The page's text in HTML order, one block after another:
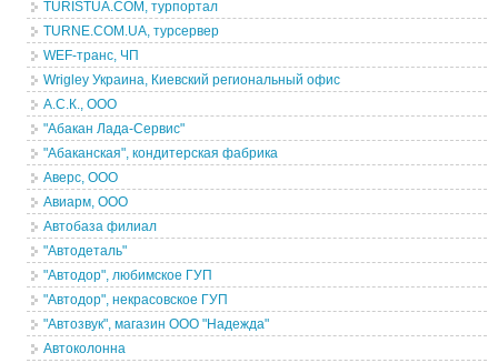
TURISTUA.COM, турпортал
TURNE.COM.UA, турсервер
WEF-транс, ЧП
Wrigley Украина, Киевский региональный офис
А.С.К., ООО
"Абакан Лада-Сервис"
"Абаканская", кондитерская фабрика
Аверс, ООО
Авиарм, ООО
Автобаза филиал
"Автодеталь"
"Автодор", любимское ГУП
"Автодор", некрасовское ГУП
"Автозвук", магазин ООО "Надежда"
Автоколонна